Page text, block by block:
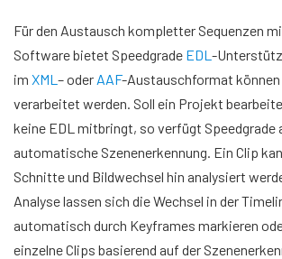
Für den Austausch kompletter Sequenzen
Software bietet Speedgrade EDL -
im XML – oder AAF-Austauschformat
verarbeitet werden. Soll ein Projekt
keine EDL mitbringt, so verfügt Speedgrade
automatische Szenenerkennung. Ein Clip
Schnitte und Bildwechsel hin analysiert
Analyse lassen sich die Wechsel in der
automatisch durch Keyframes markieren
einzelne Clips basierend auf der